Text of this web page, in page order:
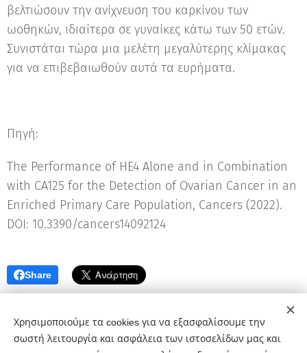
βελτιώσουν την ανίχνευση του καρκίνου των
ωοθηκών, ιδιαίτερα σε γυναίκες κάτω των 50 ετών.
Συνιστάται τώρα μια μελέτη μεγαλύτερης κλίμακας
για να επιβεβαιωθούν αυτά τα ευρήματα.
Πηγή:
The Performance of HE4 Alone and in Combination
with CA125 for the Detection of Ovarian Cancer in an
Enriched Primary Care Population, Cancers (2022).
DOI: 10.3390/cancers14092124
Share
Χρησιμοποιούμε τα cookies για να εξασφαλίσουμε την
σωστή λειτουργία και ασφάλεια των ιστοσελίδων μας και